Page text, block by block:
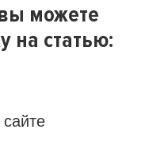
можете
на статью: